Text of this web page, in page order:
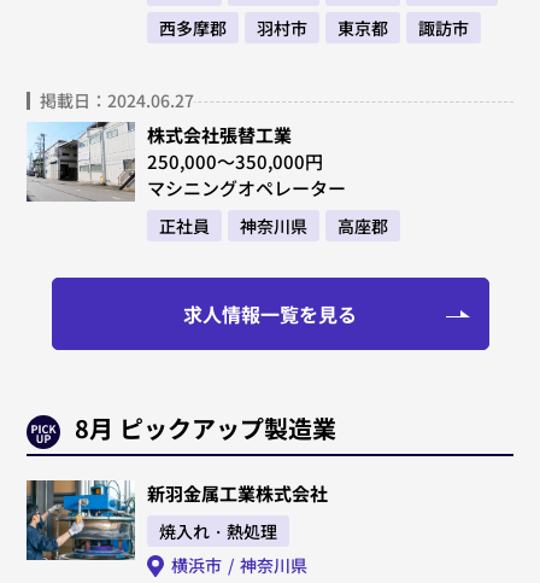
西多摩郡
羽村市 東京都 諏訪市
掲載日：2024.06.27
株式会社張替工業
250,000～350,000円
マシニングオペレーター
正社員 神奈川県 高座郡
求人情報一覧を見る
8月 ピックアップ製造業
新羽金属工業株式会社
焼入れ・熱処理
神奈川県
横浜市